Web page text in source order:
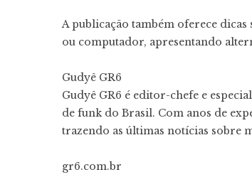
A publicação também oferece
ou computador, apresentando
Gudyê GR6
Gudyê GR6 é editor-chefe e
de funk do Brasil. Com anos de
trazendo as últimas notícias sobre
gr6.com.br